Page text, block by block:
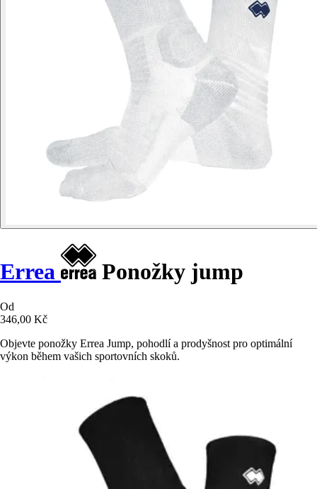
Errea Ponožky jump
Od
346,00 Kč
Objevte ponožky Errea Jump, pohodlí a prodyšnost pro optimální
výkon během vašich sportovních skoků.